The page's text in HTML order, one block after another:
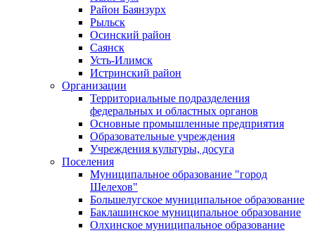
Район Баянзурх
Рыльск
Осинский район
Саянск
Усть-Илимск
Истринский район
Организации
Территориальные подразделения
федеральных и областных органов
Основные промышленные предприятия
Образовательные учреждения
Учреждения культуры, досуга
Поселения
Муниципальное образование "город
Шелехов"
Большелугское муниципальное образование
Баклашинское муниципальное образование
Олхинское муниципальное образование